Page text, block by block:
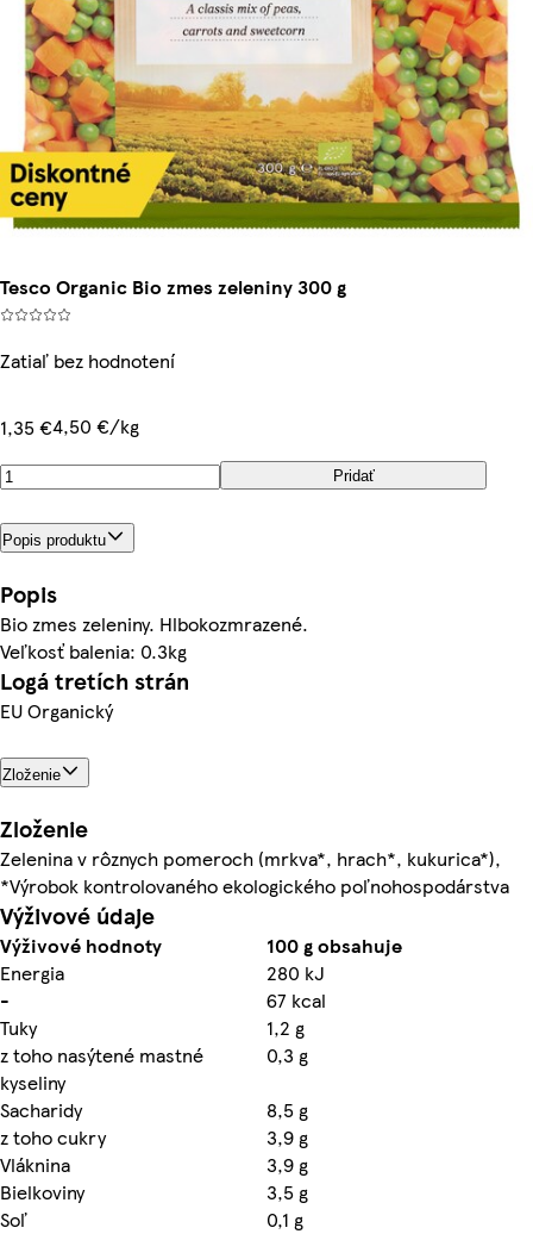
Tesco Organic Bio zmes zeleniny 300 g
Zatiaľ bez hodnotení
1,35 €4,50 €/kg
Pridať
Popis produktu
Popis
Bio zmes zeleniny. Hlbokozmrazené.
Veľkosť balenia: 0.3kg
Logá tretích strán
EU Organický
Zloženie
Zloženie
Zelenina v rôznych pomeroch (mrkva*, hrach*, kukurica*),
*Výrobok kontrolovaného ekologického poľnohospodárstva
Výživové údaje
Výživové hodnoty
100 g obsahuje
Energia
280 kJ
-
67 kcal
Tuky
1,2 g
z toho nasýtené mastné
kyseliny
0,3 g
Sacharidy
8,5 g
z toho cukry
3,9 g
Vláknina
3,9 g
Bielkoviny
3,5 g
Soľ
0,1 g